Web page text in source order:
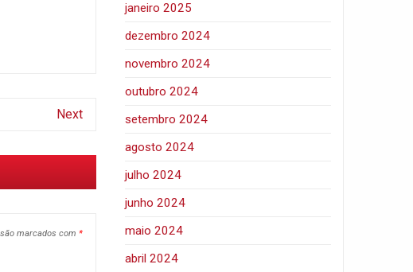
Next
marcados com *
janeiro 2025
dezembro 2024
novembro 2024
outubro 2024
setembro 2024
agosto 2024
julho 2024
junho 2024
maio 2024
abril 2024